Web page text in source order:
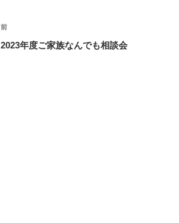
投
稿
前
の
前
2023年度ご家族なんでも相談会